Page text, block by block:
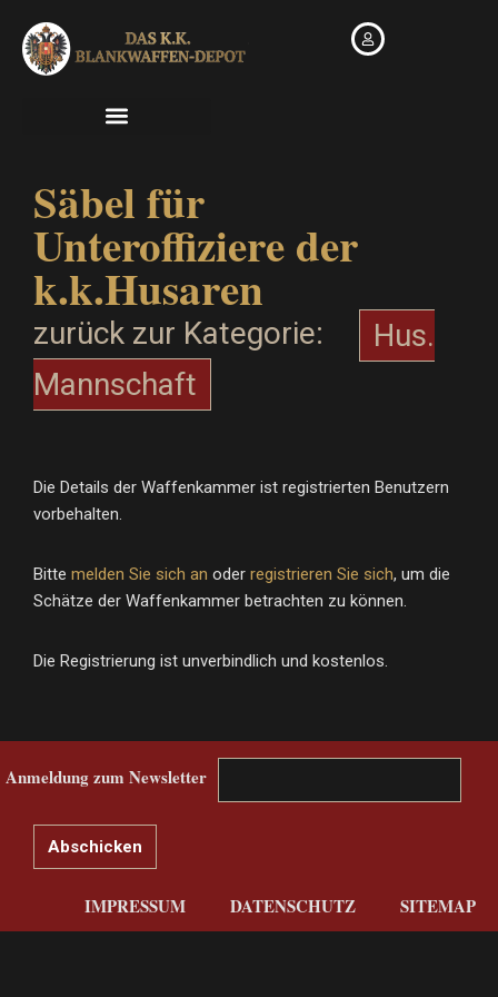
Zum
Säbel für
Unteroffiziere der
k.k.Husaren
zurück zur Kategorie:
Hus.
Mannschaft
Die Details der Waffenkammer ist registrierten Benutzern
vorbehalten.
Bitte melden Sie sich an oder registrieren Sie sich, um die
Schätze der Waffenkammer betrachten zu können.
Die Registrierung ist unverbindlich und kostenlos.
Anmeldung zum Newsletter
IMPRESSUM DATENSCHUTZ SITEMAP